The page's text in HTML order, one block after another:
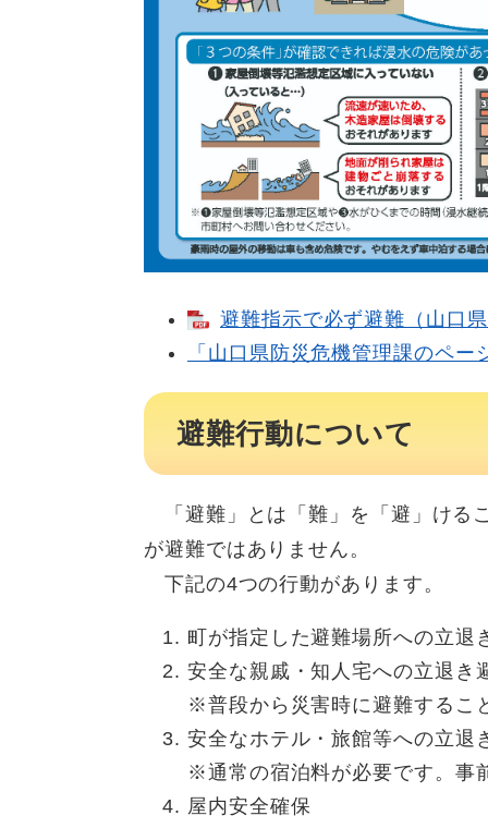
避難指示で必ず避難（山口
「山口県防災危機管理課のペー
避難行動について
「避難」とは「難」を「避」ける
が避難ではありません。
下記の4つの行動があります。
町が指定した避難場所への立退
安全な親戚・知人宅への立退き
※普段から災害時に避難するこ
安全なホテル・旅館等への立退
※通常の宿泊料が必要です。事
屋内安全確保